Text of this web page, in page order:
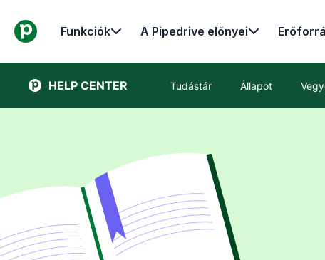
Funkciók A Pipedrive előnyei
HELP CENTER Tudástár Állapot